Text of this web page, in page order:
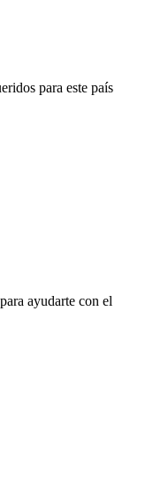
para este país
ayudarte con el